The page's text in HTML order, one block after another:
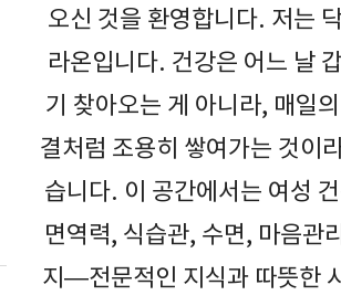
오신 것을 환영합니다. 저는
라온입니다. 건강은 어느 날
기 찾아오는 게 아니라, 매일
결처럼 조용히 쌓여가는 것이
습니다. 이 공간에서는 여성
면역력, 식습관, 수면, 마음관
지—전문적인 지식과 따뜻한